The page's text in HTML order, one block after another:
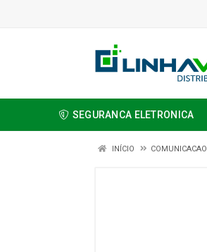
SEGURANCA ELETRONICA
INÍCIO COMUNICACAO